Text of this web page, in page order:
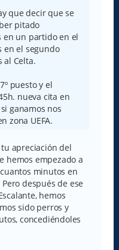
que decir que se
pitado
en un partido en el
en el segundo
al Celta.
puesto y el
nueva cita en
ganamos nos
zona UEFA.
apreciación del
hemos empezado a
minutos en
después de ese
hemos
sido perros y
concediéndoles